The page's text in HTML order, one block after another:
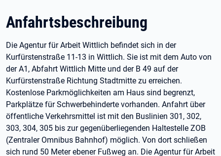
Anfahrtsbeschreibung
Die Agentur für Arbeit Wittlich befindet sich in der
Kurfürstenstraße 11-13 in Wittlich. Sie ist mit dem Auto von
der A1, Abfahrt Wittlich Mitte und der B 49 auf der
Kurfürstenstraße Richtung Stadtmitte zu erreichen.
Kostenlose Parkmöglichkeiten am Haus sind begrenzt,
Parkplätze für Schwerbehinderte vorhanden. Anfahrt über
öffentliche Verkehrsmittel ist mit den Buslinien 301, 302,
303, 304, 305 bis zur gegenüberliegenden Haltestelle ZOB
(Zentraler Omnibus Bahnhof) möglich. Von dort schließen
sich rund 50 Meter ebener Fußweg an. Die Agentur für Arbeit